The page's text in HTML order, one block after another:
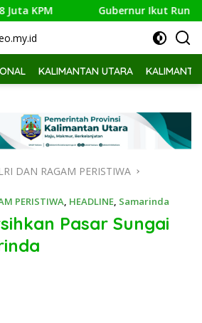
Gubernur Ikut Run Night Slipi,
KALIMANTAN UTARA
DAN RAGAM PERISTIWA
PERISTIWA, HEADLINE, Samarinda
Pasar Sungai